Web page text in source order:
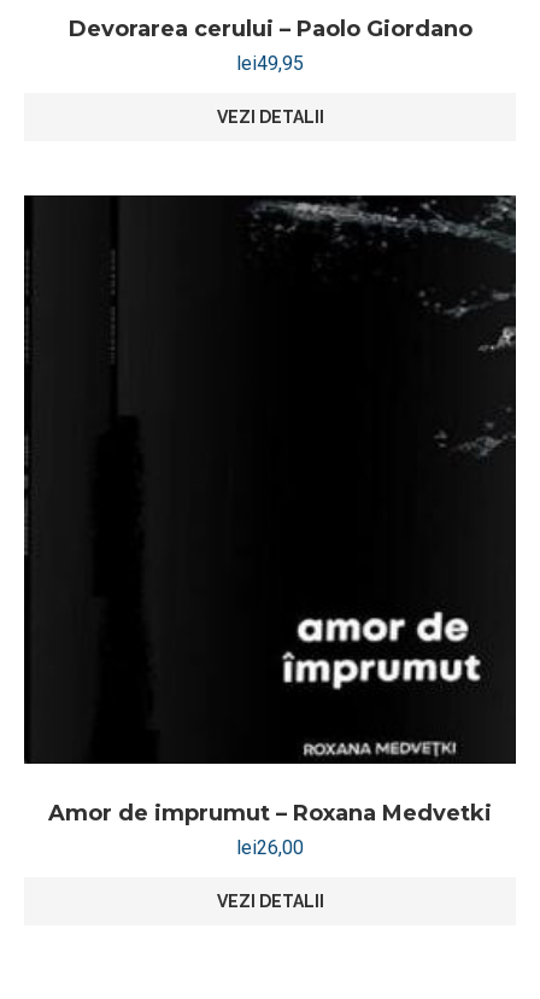
Devorarea cerului – Paolo Giordano
lei49,95
VEZI DETALII
Amor de imprumut – Roxana Medvetki
lei26,00
VEZI DETALII